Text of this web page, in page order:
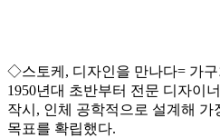
◇스토케, 디자인을 만나다= 가
1950년대 초반부터 전문 디자이
작시, 인체 공학적으로 설계해
목표를 확립했다.